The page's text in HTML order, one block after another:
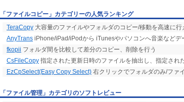
「ファイルコピー」カテゴリーの人気ランキング
TeraCopy 大容量のファイルやフォルダのコピー/移動を高速に行
AnyTrans iPhone/iPad/iPodから iTunesやパソコンへ音楽などデ
fkopii フォルダ間を比較して差分のコピー、削除を行う
CsFileCopy 指定された更新日時のファイルを抽出し、指定され
EzCpSelect(Easy Copy Select) 右クリックでフォルダのみ/ファ
「ファイル管理」カテゴリのソフトレビュー